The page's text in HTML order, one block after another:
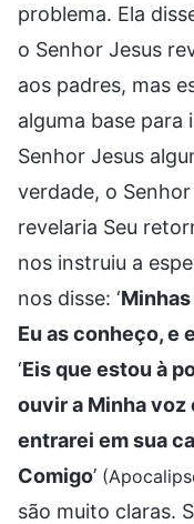
problema. Ela
o Senhor Jesus
aos padres, mas
alguma base para
Senhor Jesus
verdade, o
revelaria Seu
nos instruiu a
nos disse: ‘
Eu as conheço, e
‘Eis que estou à
ouvir a Minha voz
entrarei em sua
Comigo’
são muito claras.